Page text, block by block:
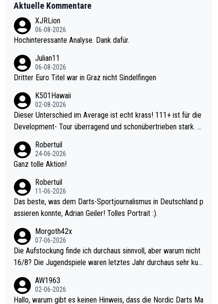
Aktuelle Kommentare
XJRLion
06-08-2026
Hochinteressante Analyse. Dank dafür.
Julian11
06-08-2026
Dritter Euro Titel war in Graz nicht Sindelfingen
K501Hawaii
02-08-2026
Dieser Unterschied im Average ist echt krass! 111+ ist für die
Development- Tour überragend und schonübertrieben stark. U
mal 40+ erst recht. Da gewinnst keinen Blumentopf - ist ja noc
h krasser wie ein Pokalspiel eines Kreisligisten vs einem Bund
Robertuil
24-06-2026
Ganz tolle Aktion!
Robertuil
11-06-2026
Das beste, was dem Darts-Sportjournalismus in Deutschland p
assieren konnte, Adrian Geiler! Tolles Portrait :).
Morgoth42x
07-06-2026
Die Aufstockung finde ich durchaus sinnvoll, aber warum nicht
16/8? Die Jugendspiele waren letztes Jahr durchaus sehr kurz
Allerdings ist Mitchell Lawrie als Nummer 1 der Welt eh qualifi
ziert. Somit ändert die automatische Qualifikation des Weltmei
AW1963
02-06-2026
Hallo, warum gibt es keinen Hinweis, dass die Nordic Darts Ma